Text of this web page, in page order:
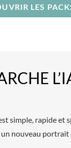
LES
simple, rapide et
nouveau